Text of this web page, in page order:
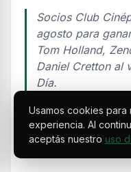
Socios Club
agosto para
Tom Holland,
Daniel Cretton al
Día.
EDITORIAL TEAM· Aug 10, 2026·
Usamos cookies para
experiencia. Al
aceptás nuestro uso